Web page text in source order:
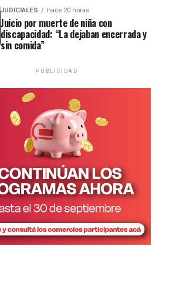
JUDICIALES hace 20 horas
Juicio por muerte de niña con
discapacidad: “La dejaban encerrada y
sin comida”
PUBLICIDAD